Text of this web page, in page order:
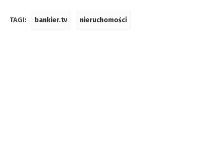
TAGI: bankier.tv nieruchomości